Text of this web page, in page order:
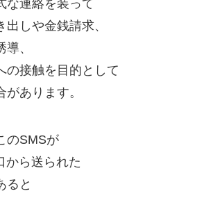
な連絡を装って
しや金銭請求、
、
の接触を目的として
あります。
のSMSが
から送られた
ると